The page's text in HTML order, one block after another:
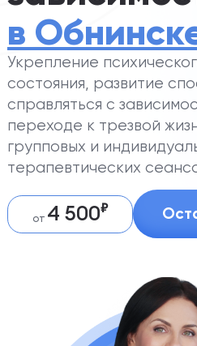
в
Укрепление
состояния, развитие
справляться с
переходе к трезвой
групповых и
терапевтических
от 4 500